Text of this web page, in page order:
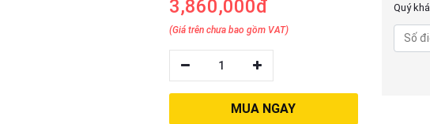
3,860,000đ
(Giá trên chưa bao gồm VAT)
1
MUA NGAY
Quý